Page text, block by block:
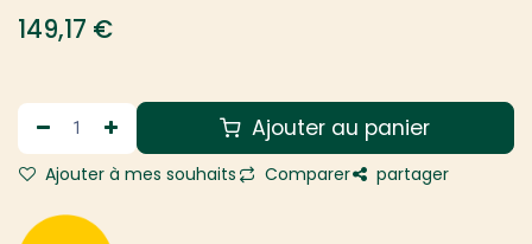
149,17 €
Ajouter au panier
Ajouter à mes souhaits Comparer partager